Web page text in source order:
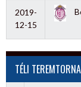
2019-
12-15
TÉLI